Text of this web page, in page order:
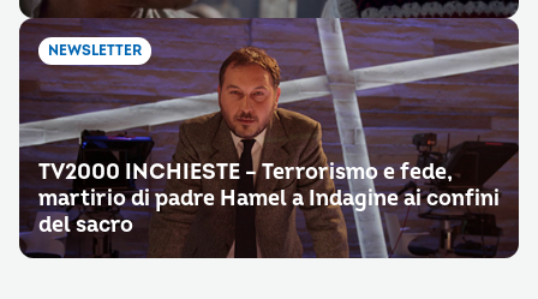
NEWSLETTER
TV2000 INCHIESTE – Terrorismo e fede,
martirio di padre Hamel a Indagine ai confini
del sacro